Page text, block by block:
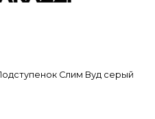
Слим Вуд серый